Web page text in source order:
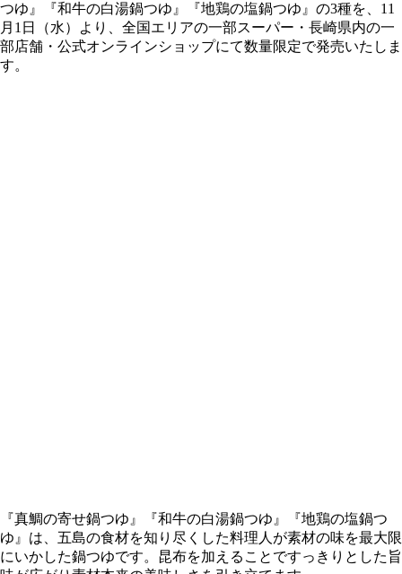
つゆ』『和牛の白湯鍋つゆ』『地鶏の塩鍋つゆ』の3種を、11
月1日（水）より、全国エリアの一部スーパー・長崎県内の一
部店舗・公式オンラインショップにて数量限定で発売いたしま
す。
『真鯛の寄せ鍋つゆ』『和牛の白湯鍋つゆ』『地鶏の塩鍋つ
ゆ』は、五島の食材を知り尽くした料理人が素材の味を最大限
にいかした鍋つゆです。昆布を加えることですっきりとした旨